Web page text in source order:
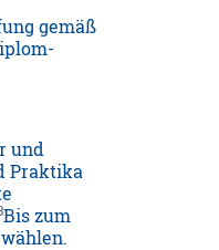
gemäß
und
Praktika
Bis zum